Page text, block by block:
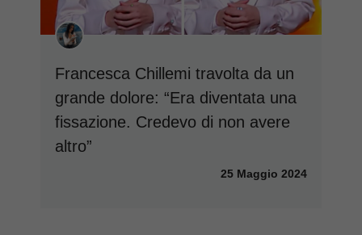
Francesca Chillemi travolta da un
grande dolore: “Era diventata una
fissazione. Credevo di non avere
altro”
25 Maggio 2024